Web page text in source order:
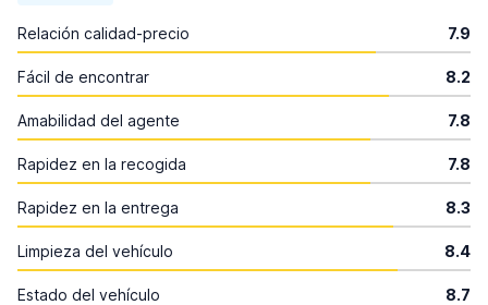
Relación calidad-precio 7.9
Fácil de encontrar 8.2
Amabilidad del agente 7.8
Rapidez en la recogida 7.8
Rapidez en la entrega 8.3
Limpieza del vehículo 8.4
Estado del vehículo 8.7